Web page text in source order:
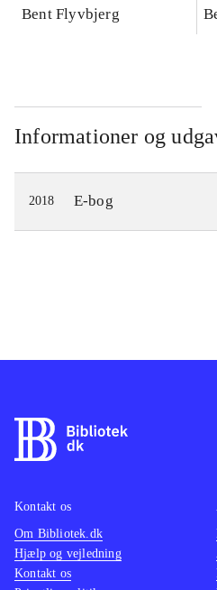
konkretes videnskab
Bent Flyvbjerg
Informationer og
2018 E-bog
Kontakt os
Om Bibliotek.dk
Hjælp og vejledning
Kontakt os